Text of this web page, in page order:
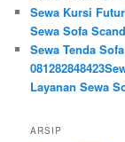
Sewa Kursi
Sewa Sofa
Sewa Tenda
Layanan Sewa
ARSIP